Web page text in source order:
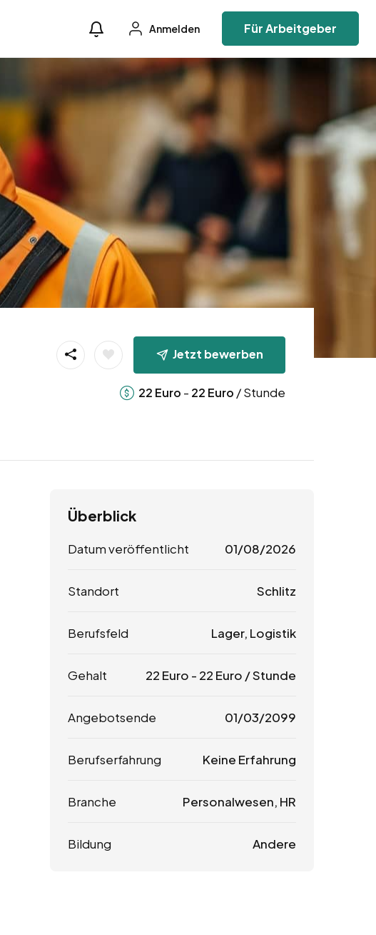
Anmelden Für Arbeitgeber
Jetzt bewerben
22 Euro - 22 Euro / Stunde
Überblick
Datum veröffentlicht 01/08/2026
Standort Schlitz
Berufsfeld Lager, Logistik
Gehalt 22 Euro - 22 Euro / Stunde
Angebotsende 01/03/2099
Berufserfahrung Keine Erfahrung
Branche Personalwesen, HR
Bildung Andere